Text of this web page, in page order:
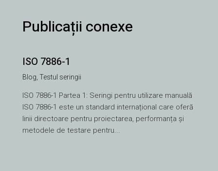
Publicații conexe
ISO 7886-1
Blog Testul seringii
ISO 7886-1 Partea 1: Seringi pentru utilizare manuală
ISO 7886-1 este un standard internațional care oferă
linii directoare pentru proiectarea, performanța și
metodele de testare pentru...